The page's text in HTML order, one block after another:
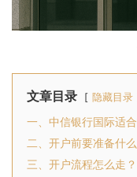
文章目录 隐藏目录
一、中信银行国际适
二、开户前要准备什
三、开户流程怎么走？